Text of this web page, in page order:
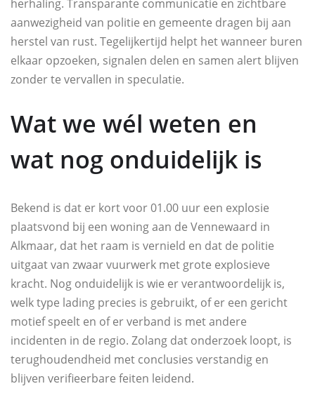
herhaling. Transparante communicatie en zichtbare
aanwezigheid van politie en gemeente dragen bij aan
herstel van rust. Tegelijkertijd helpt het wanneer buren
elkaar opzoeken, signalen delen en samen alert blijven
zonder te vervallen in speculatie.
Wat we wél weten en
wat nog onduidelijk is
Bekend is dat er kort voor 01.00 uur een explosie
plaatsvond bij een woning aan de Vennewaard in
Alkmaar, dat het raam is vernield en dat de politie
uitgaat van zwaar vuurwerk met grote explosieve
kracht. Nog onduidelijk is wie er verantwoordelijk is,
welk type lading precies is gebruikt, of er een gericht
motief speelt en of er verband is met andere
incidenten in de regio. Zolang dat onderzoek loopt, is
terughoudendheid met conclusies verstandig en
blijven verifieerbare feiten leidend.